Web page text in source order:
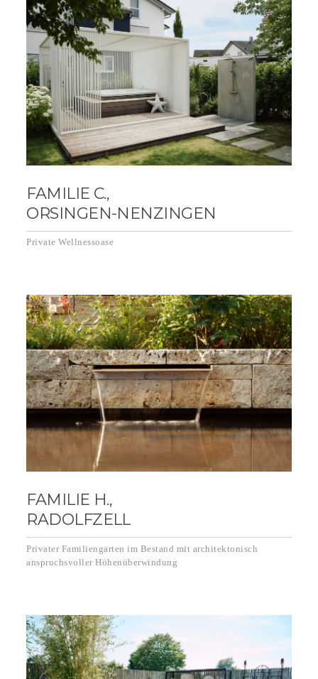
FAMILIE C.,
ORSINGEN-NENZINGEN
Private Wellnessoase
FAMILIE H.,
RADOLFZELL
Privater Familiengarten im Bestand mit architektonisch
anspruchsvoller Höhenüberwindung